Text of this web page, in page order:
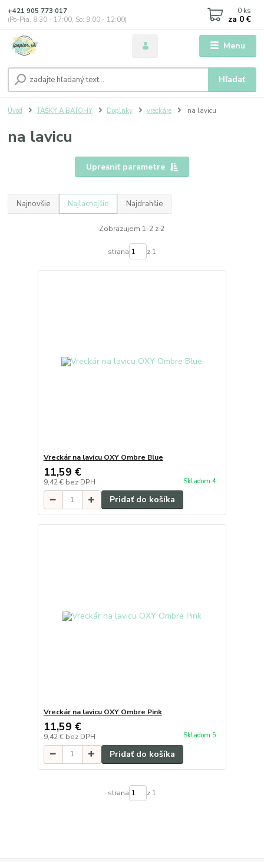
Menu
Hľadať
+421 905 773 017
(Po-Pia, 8:30 - 17:00, So: 9:00 - 12:00)
0 ks
za 0 €
Úvod TAŠKY A BATOHY Doplnky vreckáre na lavicu
na lavicu
Upresniť parametre
Najnovšie Najlacnejšie Najdrahšie
Zobrazujem 1-2 z 2
strana z 1
Vreckár na lavicu OXY Ombre Blue
11,59 €
9,42 € bez DPH Skladom 4
Pridať do košíka
Vreckár na lavicu OXY Ombre Pink
11,59 €
9,42 € bez DPH Skladom 5
Pridať do košíka
strana z 1